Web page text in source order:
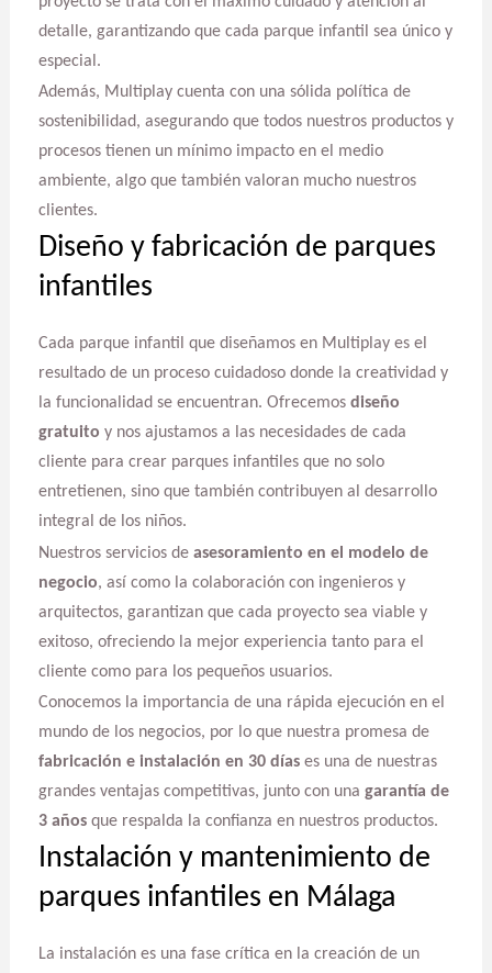
detalle, garantizando que cada parque infantil sea único y
especial.
Además, Multiplay cuenta con una sólida política de
sostenibilidad, asegurando que todos nuestros productos y
procesos tienen un mínimo impacto en el medio
ambiente, algo que también valoran mucho nuestros
clientes.
Diseño y fabricación de parques
infantiles
Cada parque infantil que diseñamos en Multiplay es el
resultado de un proceso cuidadoso donde la creatividad y
la funcionalidad se encuentran. Ofrecemos diseño
gratuito y nos ajustamos a las necesidades de cada
cliente para crear parques infantiles que no solo
entretienen, sino que también contribuyen al desarrollo
integral de los niños.
Nuestros servicios de asesoramiento en el modelo de
negocio, así como la colaboración con ingenieros y
arquitectos, garantizan que cada proyecto sea viable y
exitoso, ofreciendo la mejor experiencia tanto para el
cliente como para los pequeños usuarios.
Conocemos la importancia de una rápida ejecución en el
mundo de los negocios, por lo que nuestra promesa de
fabricación e instalación en 30 díases una de nuestras
grandes ventajas competitivas, junto con una garantía de
3 añosque respalda la confianza en nuestros productos.
Instalación y mantenimiento de
parques infantiles en Málaga
La instalación es una fase crítica en la creación de un